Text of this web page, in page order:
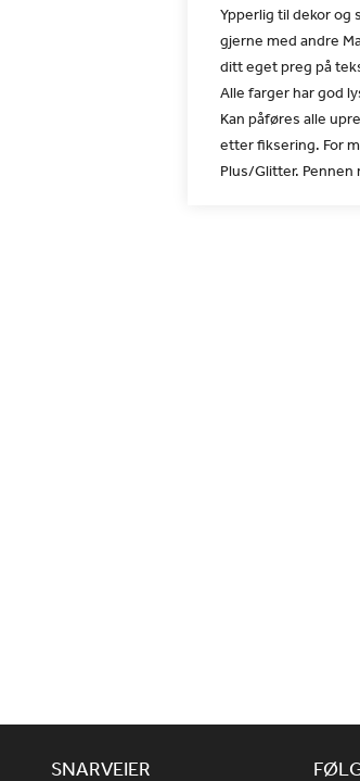
Ypperlig til dekor og
gjerne med andre
ditt eget preg på
Alle farger har god
Kan påføres alle
etter fiksering. For
Plus/Glitter.
SNARVEIER